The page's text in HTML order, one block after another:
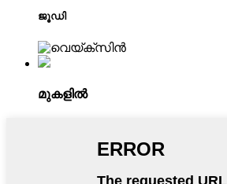
ജൂഡി
മുകളിൽ